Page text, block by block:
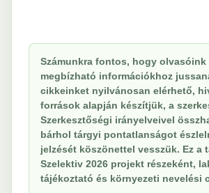
Számunkra fontos, hogy olvasóink
megbízható információkhoz
cikkeinket nyilvánosan elérhető,
források alapján készítjük, a
Szerkesztőségi irányelveivel
bárhol tárgyi pontatlanságot
jelzését köszönettel vesszük. Ez a
Szelektiv 2026 projekt részeként,
tájékoztató és környezeti nevelési